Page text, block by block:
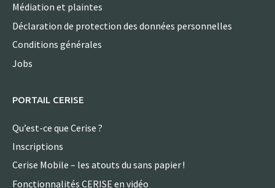
Médiation et plaintes
Déclaration de protection des données personnelles
Conditions générales
Jobs
PORTAIL CERISE
Qu’est-ce que Cerise ?
Inscriptions
Cerise Mobile – les atouts du sans papier !
Fonctionnalités CERISE en vidéo